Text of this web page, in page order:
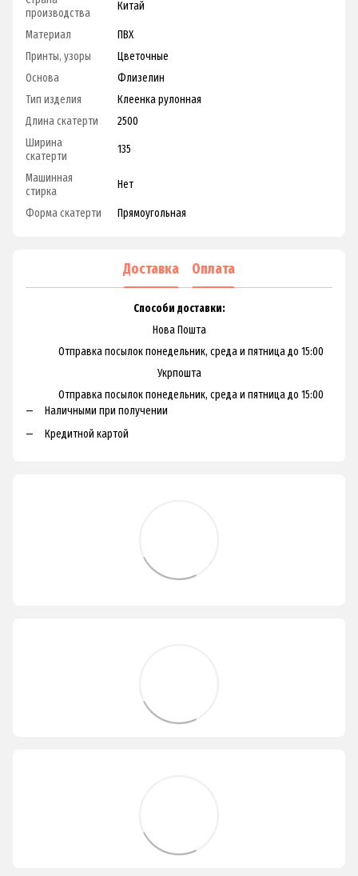
производства
Китай
Материал
ПВХ
Принты, узоры
Цветочные
Основа
Флизелин
Тип изделия
Клеенка рулонная
Длина скатерти
2500
Ширина
скатерти
135
Машинная
стирка
Нет
Форма скатерти Прямоугольная
Доставка Оплата
Способи доставки:
Нова Пошта
Отправка посылок понедельник, среда и пятница до 15:00
Укрпошта
Отправка посылок понедельник, среда и пятница до 15:00
Наличными при получении
Кредитной картой